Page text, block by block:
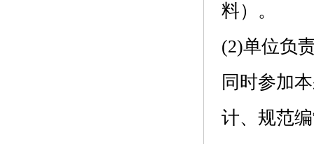
料）。
(2)单位负
同时参加
计、规范